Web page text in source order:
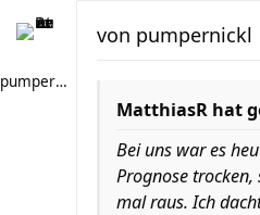
pumpernickl
von pumpernickl
MatthiasR hat
Bei uns war es
Prognose
mal raus. Ich